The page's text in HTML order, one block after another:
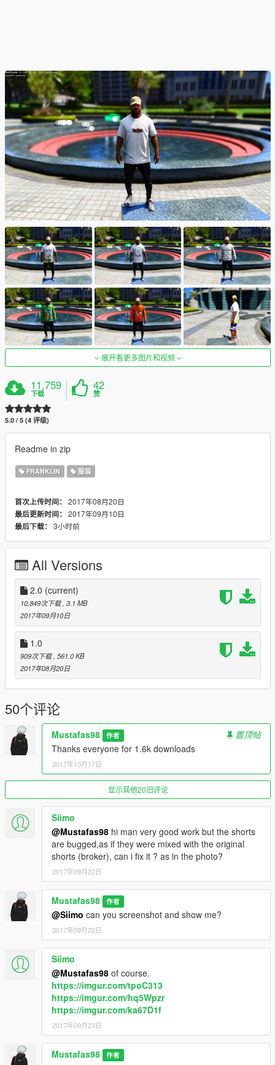
展开看更多图片和视频
11,759
下载
42
赞
5.0 / 5 (4 评级)
Readme in zip
FRANKLIN 服装
首次上传时间： 2017年08月20日
最后更新时间： 2017年09月10日
最后下载： 3小时前
All Versions
2.0 (current)
10,849次下载 , 3.1 MB
2017年09月10日
1.0
909次下载 , 561.0 KB
2017年08月20日
50个评论
Mustafas98 作者
置顶帖
Thanks everyone for 1.6k downloads
2017年10月17日
显示其他20旧评论
Siimo
@Mustafas98 hi man very good work but the shorts
are bugged,as if they were mixed with the original
shorts (broker), can i fix it ? as in the photo?
2017年09月22日
Mustafas98 作者
@Siimo can you screenshot and show me?
2017年09月22日
Siimo
@Mustafas98 of course.
https://imgur.com/tpoC313
https://imgur.com/hq5Wpzr
https://imgur.com/ka67D1f
2017年09月23日
Mustafas98 作者